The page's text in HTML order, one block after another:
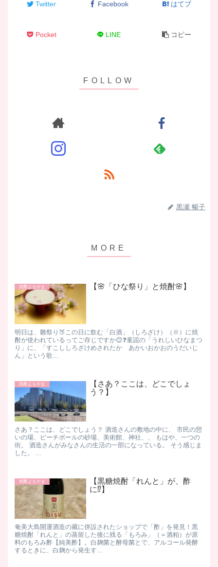
Twitter Facebook はてブ
Pocket LINE コピー
黒瀬 暢子
焼酎よもやま 【🌸「ひな祭り」と焼酎🌸】
明日は、雛祭り🍑この日に飲む「白酒」（しろざけ）（※）に焼
酎が使われているってご存じですか😊❓​​童謡の「うれしいひなまつ
り」に、「すこししろざけめされたか あかいおかおのうだいじ
ん」という歌...
焼酎よもやま
【さあ？ここは、どこでしょ
う？】
さあ？ここは、どこでしょう？ 酒造さんの敷地の中に、 市民の憩
いの場、ビーチボールの砂場、美術館、神社、、 もはや、一つの
街。 酒造さんがみなさんの生活の一部になっている。 そう感じま
した。 ...
焼酎よもやま
【黒糖焼酎「れんと」が、酢
に⁉】
​奄美大島開運酒造の藏に併設されたショップで「酢」を発見！ ​ 黒
糖焼酎「れんと」の蒸留した後に残る「もろみ」（＝酒粕）が原
料のもろみ酢【純美酢】。 ​ 白麹菌と酵母菌とで、アルコール発酵
するときに、白麹から発生す...